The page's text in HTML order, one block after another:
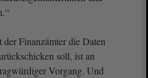
der Finanzämter die Daten
soll, ist an
Vorgang. Und